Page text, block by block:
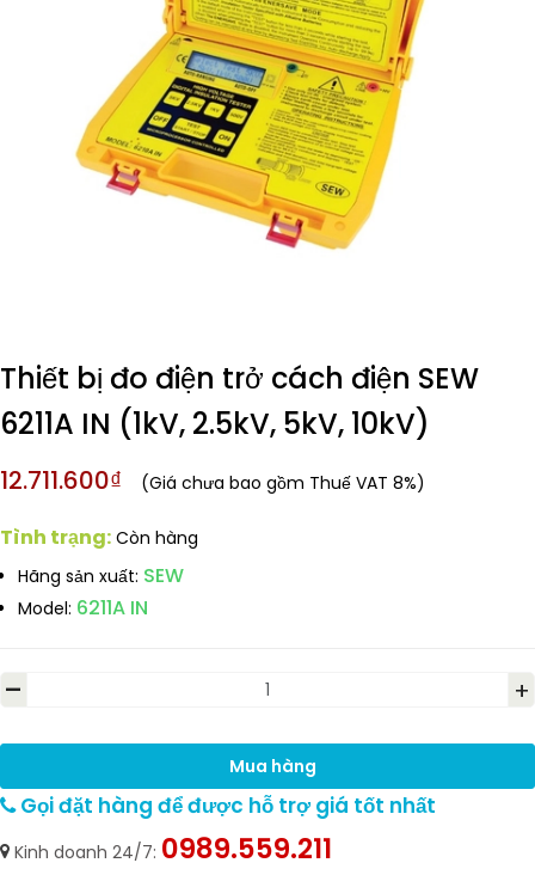
Thiết bị đo điện trở cách điện SEW
6211A IN (1kV, 2.5kV, 5kV, 10kV)
12.711.600₫ (Giá chưa bao gồm Thuế VAT 8%)
Tình trạng: Còn hàng
Hãng sản xuất: SEW
Model: 6211A IN
- +
Mua hàng
Gọi đặt hàng để được hỗ trợ giá tốt nhất
Kinh doanh 24/7: 0989.559.211